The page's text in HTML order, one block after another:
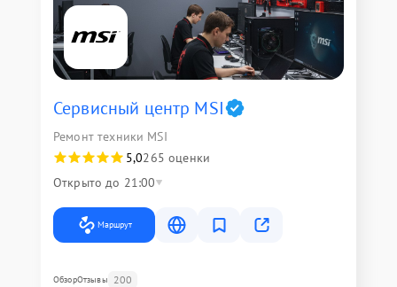
Сервисный центр MSI
Ремонт техники MSI
5,0265 оценки
Открыто до 21:00
Маршрут
ОбзорОтзывы 200